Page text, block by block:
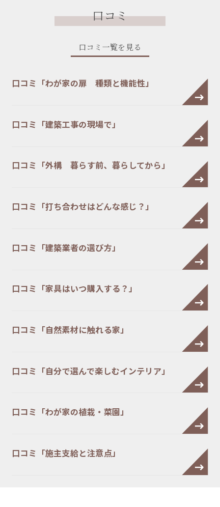
口コミ
口コミ一覧を見る
口コミ「わが家の扉 種類と機能性」
口コミ「建築工事の現場で」
口コミ「外構 暮らす前、暮らしてから」
口コミ「打ち合わせはどんな感じ？」
口コミ「建築業者の選び方」
口コミ「家具はいつ購入する？」
口コミ「自然素材に触れる家」
口コミ「自分で選んで楽しむインテリア」
口コミ「わが家の植栽・菜園」
口コミ「施主支給と注意点」